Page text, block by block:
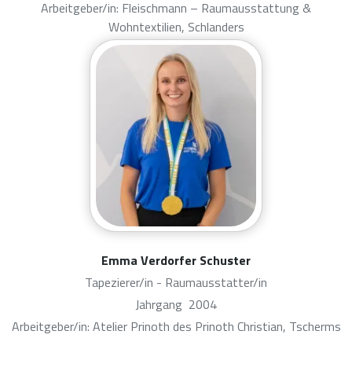
Arbeitgeber/in: Fleischmann – Raumausstattung &
Wohntextilien, Schlanders
Emma Verdorfer Schuster
Tapezierer/in - Raumausstatter/in
Jahrgang 2004
Arbeitgeber/in: Atelier Prinoth des Prinoth Christian, Tscherms